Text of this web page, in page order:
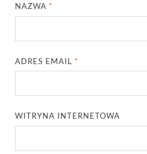
NAZWA *
ADRES EMAIL *
WITRYNA INTERNETOWA